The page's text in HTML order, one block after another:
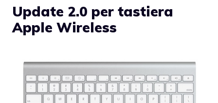
Update 2.0 per tastiera
Apple Wireless